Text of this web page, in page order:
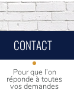
CONTACT
Pour que l’on
réponde à toutes
vos demandes